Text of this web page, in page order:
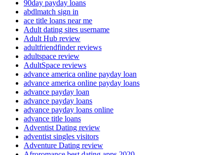
90day payday loans
abdlmatch sign in
ace title loans near me
Adult dating sites username
Adult Hub review
adultfriendfinder reviews
adultspace review
AdultSpace reviews
advance america online payday loan
advance america online payday loans
advance payday loan
advance payday loans
advance payday loans online
advance title loans
Adventist Dating review
adventist singles visitors
Adventure Dating review